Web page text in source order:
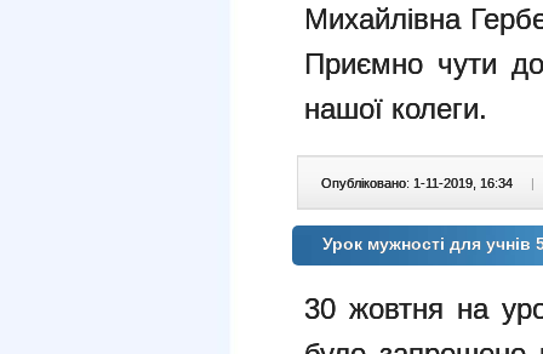
Михайлівна
Приємно чути
нашої колеги.
Опубліковано: 1-11-2019, 16:34 |
Урок мужності для
30 жовтня на